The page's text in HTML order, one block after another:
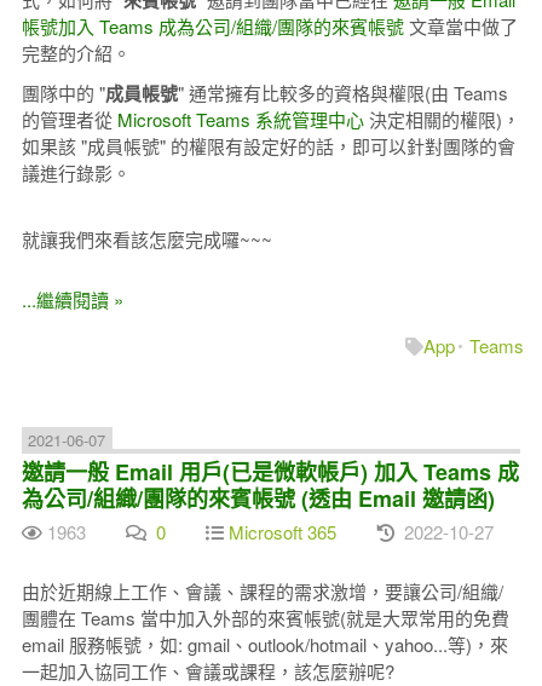
帳號加入 Teams 成為公司/組織/團隊的來賓帳號文章當中做了
完整的介紹。
團隊中的 "成員帳號" 通常擁有比較多的資格與權限(由 Teams
的管理者從 Microsoft Teams 系統管理中心決定相關的權限)，
如果該 "成員帳號" 的權限有設定好的話，即可以針對團隊的會
議進行錄影。
就讓我們來看該怎麼完成囉~~~
...繼續閱讀 »
App Teams
2021-06-07
邀請一般 Email 用戶(已是微軟帳戶) 加入 Teams 成
為公司/組織/團隊的來賓帳號 (透由 Email 邀請函)
1963 0 Microsoft 365 2022-10-27
由於近期線上工作、會議、課程的需求激增，要讓公司/組織/
團體在 Teams 當中加入外部的來賓帳號(就是大眾常用的免費
email 服務帳號，如: gmail、outlook/hotmail、yahoo...等)，來
一起加入協同工作、會議或課程，該怎麼辦呢?